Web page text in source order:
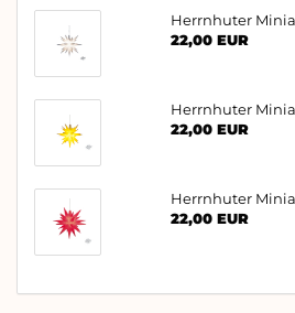
Herrnhuter
22,00 EUR
Herrnhuter
22,00 EUR
Herrnhuter
22,00 EUR